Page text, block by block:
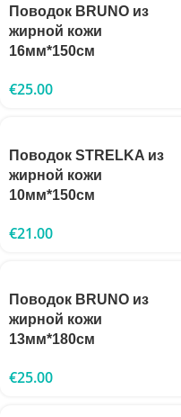
Поводок BRUNO из
жирной кожи
16мм*150см
€25.00
Поводок STRELKA из
жирной кожи
10мм*150см
€21.00
Поводок BRUNO из
жирной кожи
13мм*180см
€25.00